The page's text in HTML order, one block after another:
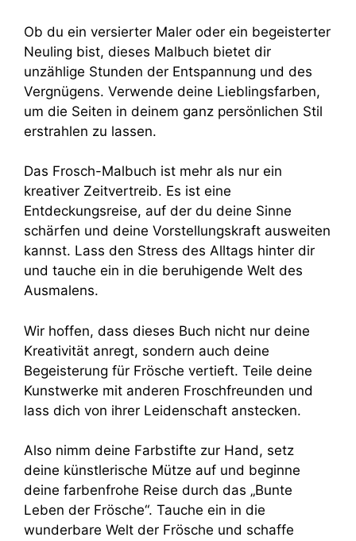
Ob du ein versierter Maler oder ein begeisterter
Neuling bist, dieses Malbuch bietet dir
unzählige Stunden der Entspannung und des
Vergnügens. Verwende deine Lieblingsfarben,
um die Seiten in deinem ganz persönlichen Stil
erstrahlen zu lassen.
Das Frosch-Malbuch ist mehr als nur ein
kreativer Zeitvertreib. Es ist eine
Entdeckungsreise, auf der du deine Sinne
schärfen und deine Vorstellungskraft ausweiten
kannst. Lass den Stress des Alltags hinter dir
und tauche ein in die beruhigende Welt des
Ausmalens.
Wir hoffen, dass dieses Buch nicht nur deine
Kreativität anregt, sondern auch deine
Begeisterung für Frösche vertieft. Teile deine
Kunstwerke mit anderen Froschfreunden und
lass dich von ihrer Leidenschaft anstecken.
Also nimm deine Farbstifte zur Hand, setz
deine künstlerische Mütze auf und beginne
deine farbenfrohe Reise durch das „Bunte
Leben der Frösche“. Tauche ein in die
wunderbare Welt der Frösche und schaffe